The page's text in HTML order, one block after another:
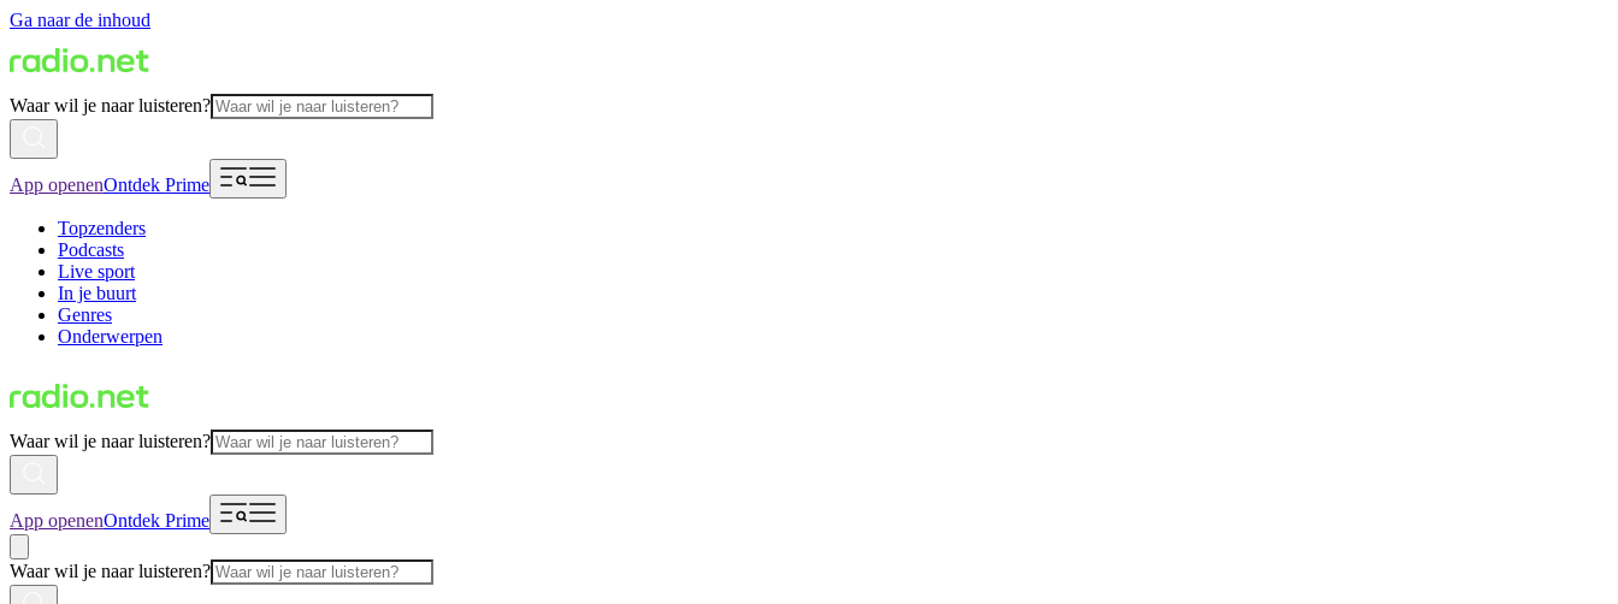
Ga naar de inhoud
Waar wil je naar luisteren?
App openenOntdek Prime
Topzenders
Podcasts
Live sport
In je buurt
Genres
Onderwerpen
Waar wil je naar luisteren?
App openenOntdek Prime
Waar wil je naar luisteren?